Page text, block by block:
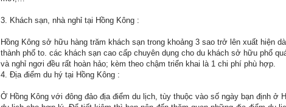
3. Khách sạn, nhà nghỉ tại Hồng Kông :
Hồng Kông sở hữu hàng trăm khách sạn trong khoảng 3 sao trở lên xuất hiện
thành phố to. các khách sạn cao cấp chuyên dụng cho du khách sở hữu phổ
và nghỉ ngơi đều rất hoàn hảo; kèm theo chậm triển khai là 1 chi phí phù hợp.
4. Địa điểm du hý tại Hồng Kông :
Ở Hồng Kông với đông đảo địa điểm du lịch, tùy thuộc vào số ngày bạn định ở